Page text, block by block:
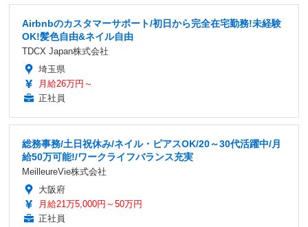
Airbnbのカスタマーサポート/初日から完全在宅勤務!未経験
OK!髪色自由&ネイル自由
TDCX Japan株式会社
埼玉県
月給26万円～
正社員
総務事務/土日祝休み/ネイル・ピアスOK/20～30代活躍中/月
給50万可能!/ワークライフバランス充実
MeilleureVie株式会社
大阪府
月給21万5,000円～50万円
正社員